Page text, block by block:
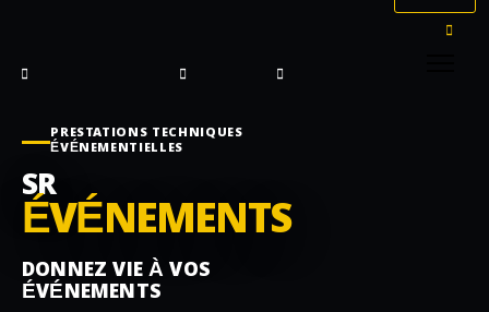
PRESTATIONS TECHNIQUES
ÉVÉNEMENTIELLES
SR
ÉVÉNEMENTS
DONNEZ VIE À VOS
ÉVÉNEMENTS